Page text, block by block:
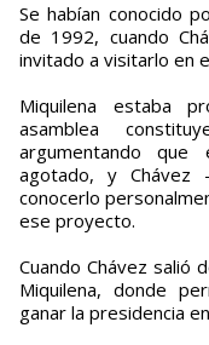
Se habían conocido
de 1992, cuando
invitado a visitarlo en
Miquilena estaba
asamblea
argumentando
agotado, y
conocerlo
ese proyecto.
Cuando Chávez salió
Miquilena, donde
ganar la presidencia